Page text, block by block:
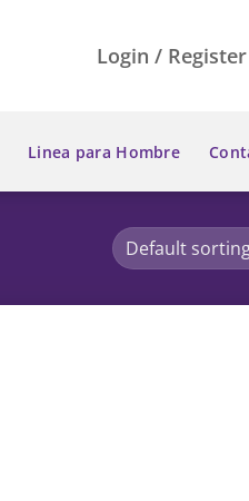
Login / Register
Linea para Hombre